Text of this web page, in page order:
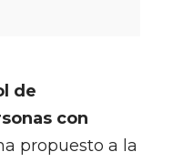
de
con
propuesto a la